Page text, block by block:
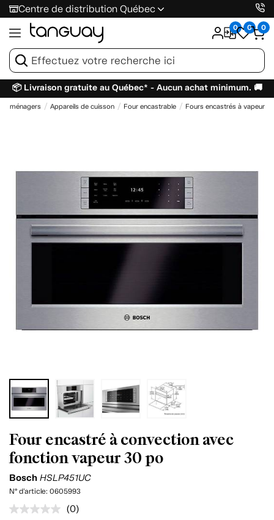
Centre de distribution Québec
0 0 0
📦 Livraison gratuite au Québec* - Aucun achat minimum. 🚚
Appareils de cuisson Four encastrable Fours encastrés à vapeur
Four encastré à convection avec
fonction vapeur 30 po
Bosch HSLP451UC
N° d'article: 0605993
Aucune
(0)